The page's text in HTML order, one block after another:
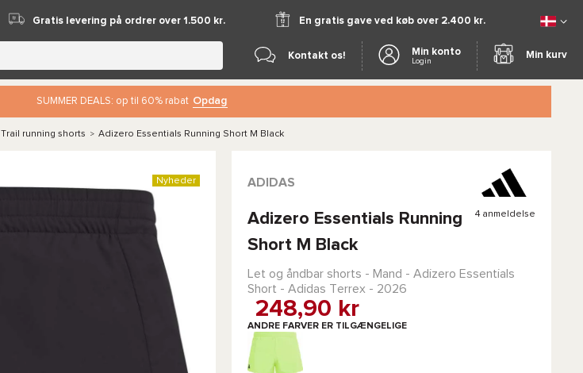
Gratis levering på ordrer over 1.500 kr. En gratis gave ved køb over 2.400 kr.
Kontakt os! Min konto
Login
Min kurv
SUMMER DEALS: op til 60% rabat Opdag
Trail running shorts > Adizero Essentials Running Short M Black
Nyheder ADIDAS
Adizero Essentials Running
Short M Black
4 anmeldelse
Let og åndbar shorts - Mand - Adizero Essentials
Short - Adidas Terrex - 2026
248,90 kr
ANDRE FARVER ER TILGÆNGELIGE